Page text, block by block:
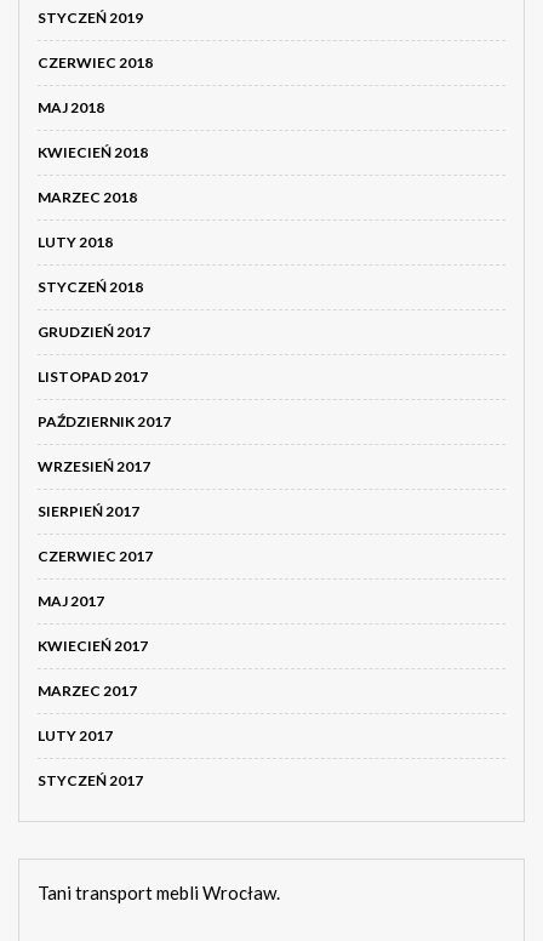
STYCZEŃ 2019
CZERWIEC 2018
MAJ 2018
KWIECIEŃ 2018
MARZEC 2018
LUTY 2018
STYCZEŃ 2018
GRUDZIEŃ 2017
LISTOPAD 2017
PAŹDZIERNIK 2017
WRZESIEŃ 2017
SIERPIEŃ 2017
CZERWIEC 2017
MAJ 2017
KWIECIEŃ 2017
MARZEC 2017
LUTY 2017
STYCZEŃ 2017
Tani transport mebli Wrocław.